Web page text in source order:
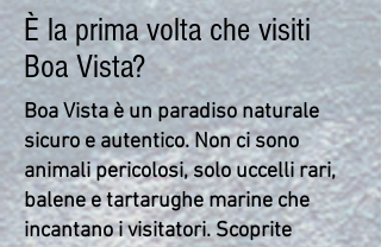
È la prima volta che visiti
Boa Vista?
Boa Vista è un paradiso naturale
sicuro e autentico. Non ci sono
animali pericolosi, solo uccelli rari,
balene e tartarughe marine che
incantano i visitatori. Scoprite